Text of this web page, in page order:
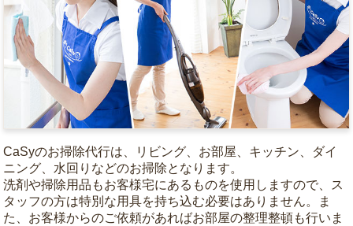
CaSyのお掃除代行は、リビング、お部屋、キッチン、ダイ
ニング、水回りなどのお掃除となります。
洗剤や掃除用品もお客様宅にあるものを使用しますので、ス
タッフの方は特別な用具を持ち込む必要はありません。ま
た、お客様からのご依頼があればお部屋の整理整頓も行いま